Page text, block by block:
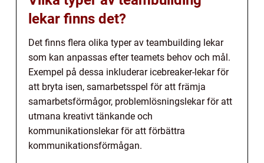
lekar finns det?
Det finns flera olika typer av teambuilding lekar
som kan anpassas efter teamets behov och mål.
Exempel på dessa inkluderar icebreaker-lekar för
att bryta isen, samarbetsspel för att främja
samarbetsförmågor, problemlösningslekar för att
utmana kreativt tänkande och
kommunikationslekar för att förbättra
kommunikationsförmågan.